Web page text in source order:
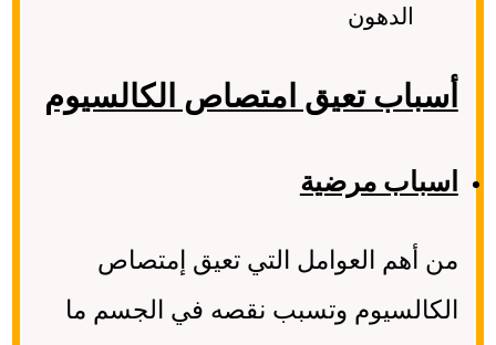
الدهون
أسباب تعيق امتصاص الكالسيوم
اسباب مرضية
من أهم العوامل التي تعيق إمتصاص
الكالسيوم وتسبب نقصه في الجسم ما